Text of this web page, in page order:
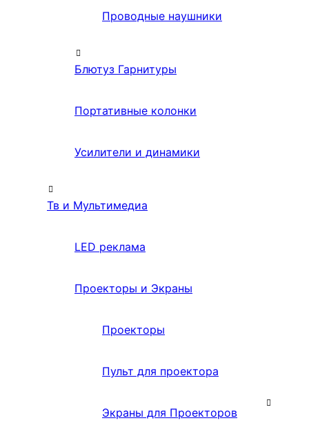
Проводные наушники
Блютуз Гарнитуры
Портативные колонки
Усилители и динамики
Тв и Мультимедиа
LED реклама
Проекторы и Экраны
Проекторы
Пульт для проектора
Экраны для Проекторов